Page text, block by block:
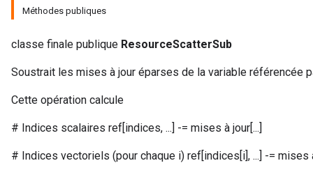
Méthodes publiques
classe finale publique ResourceScatterSub
Soustrait les mises à jour éparses de la variable référencée
Cette opération calcule
# Indices scalaires ref[indices, ...] -= mises à jour[...]
# Indices vectoriels (pour chaque i) ref[indices[i], ...] -= mises